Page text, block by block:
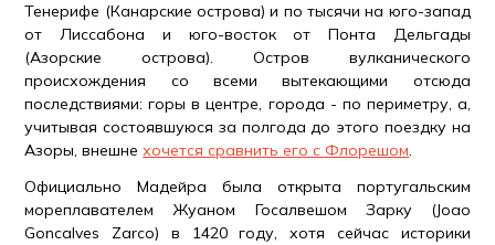
Тенерифе (Канарские острова) и по тысячи на юго-запад
от Лиссабона и юго-восток от Понта Дельгады
(Азорские острова). Остров вулканического
происхождения со всеми вытекающими отсюда
последствиями: горы в центре, города - по периметру, а,
учитывая состоявшуюся за полгода до этого поездку на
Азоры, внешнехочется сравнить его с Флорешом.
Официально Мадейра была открыта португальским
мореплавателем Жуаном Госалвешом Зарку (Joao
Goncalves Zarco) в 1420 году, хотя сейчас историки